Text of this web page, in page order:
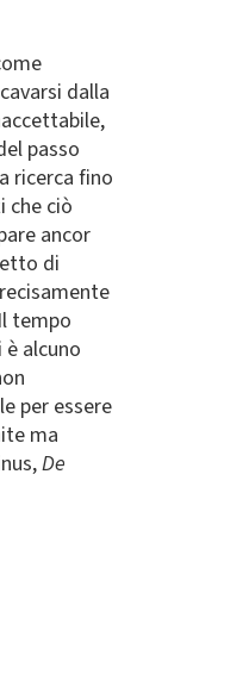
dalla
passo
ricerca fino
che ciò
ancor
di
tempo
è alcuno
per essere
ma
De